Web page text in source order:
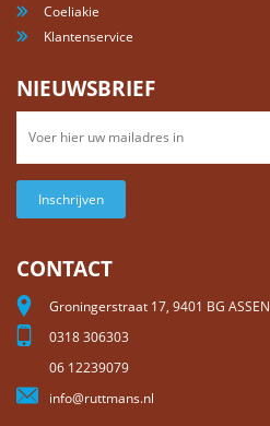
Coeliakie
Klantenservice
NIEUWSBRIEF
Inschrijven
CONTACT
Groningerstraat 17, 9401 BG ASSEN
0318 306303
06 12239079
info@ruttmans.nl